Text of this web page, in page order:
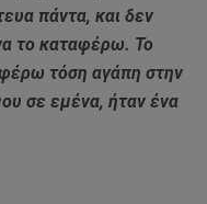
πάντα, και δεν
το καταφέρω. Το
τόση αγάπη στην
σε εμένα, ήταν ένα